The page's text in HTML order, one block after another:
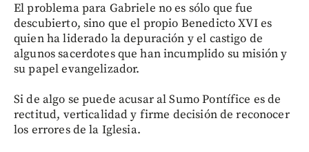
El problema para Gabriele no es sólo que fue
descubierto, sino que el propio Benedicto XVI es
quien ha liderado la depuración y el castigo de
algunos sacerdotes que han incumplido su misión y
su papel evangelizador.
Si de algo se puede acusar al Sumo Pontífice es de
rectitud, verticalidad y firme decisión de reconocer
los errores de la Iglesia.